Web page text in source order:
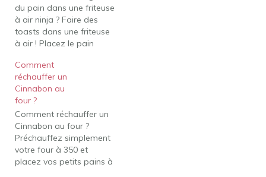
du pain dans une friteuse
à air ninja ? Faire des
toasts dans une friteuse
à air ! Placez le pain
friteuse à air avec le côté
beurré vers le bas, puis
étalez plus de beurre sur
le côté non beurré.
Réglez…
Comment
réchauffer un
Cinnabon au
four ?
Comment réchauffer un
Cinnabon au four ?
Préchauffez simplement
votre four à 350 et
placez vos petits pains à